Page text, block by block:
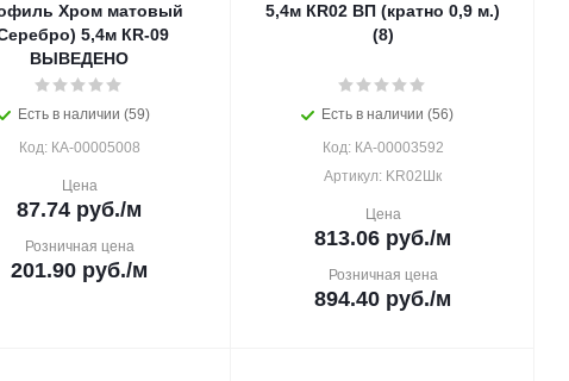
Хром матовый
5,4м КR-09
ВЫВЕДЕНО
Есть в наличии (59)
Код: КА-00005008
Цена
87.74 руб./м
Розничная цена
201.90 руб./м
5,4м КR02 ВП (кратно 0,9 м.)
(8)
Есть в наличии (56)
Код: КА-00003592
Артикул: KR02Шк
Цена
813.06 руб./м
Розничная цена
894.40 руб./м